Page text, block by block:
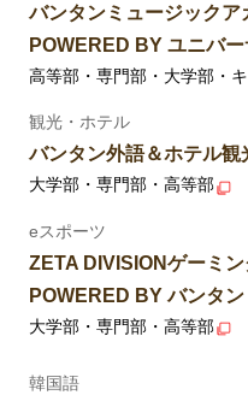
バンタンミュージックア
POWERED BY ユニバ
高等部・専門部・大学部・
観光・ホテル
バンタン外語＆ホテル観
大学部・専門部・高等部
eスポーツ
ZETA DIVISIONゲーミ
POWERED BY バンタン
大学部・専門部・高等部
韓国語